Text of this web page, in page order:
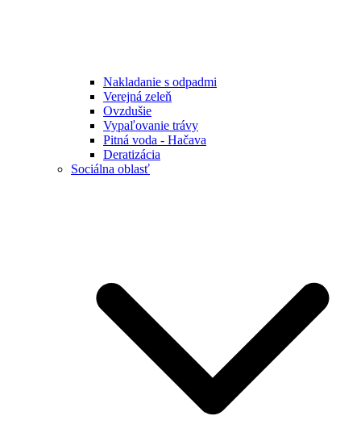
Nakladanie s odpadmi
Verejná zeleň
Ovzdušie
Vypaľovanie trávy
Pitná voda - Hačava
Deratizácia
Sociálna oblasť